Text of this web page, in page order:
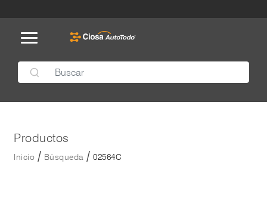
Productos
Inicio / Búsqueda / 02564C